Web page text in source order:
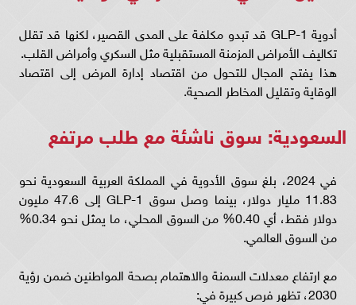
أدوية GLP-1 قد تبدو مكلفة على المدى القصير، لكنها قد تقلل
تكاليف الأمراض المزمنة المستقبلية مثل السكري وأمراض القلب.
هذا يفتح المجال للتحول من اقتصاد إدارة المرض إلى اقتصاد
الوقاية وتقليل المخاطر الصحية.
السعودية: سوق ناشئة مع طلب مرتفع
في 2024، بلغ سوق الأدوية في المملكة العربية السعودية نحو
11.83 مليار دولار، بينما وصل سوق GLP-1 إلى 47.6 مليون
دولار فقط، أي 0.40% من السوق المحلي، ما يمثل نحو 0.34%
من السوق العالمي.
مع ارتفاع معدلات السمنة والاهتمام بصحة المواطنين ضمن رؤية
2030، تظهر فرص كبيرة في: